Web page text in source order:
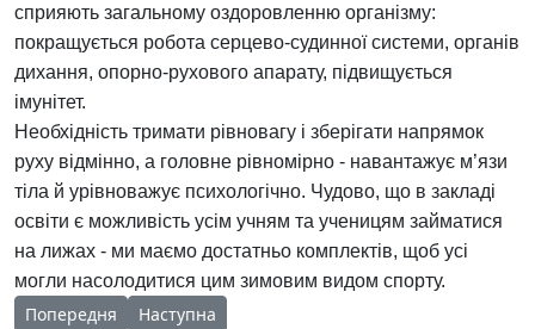
сприяють загальному оздоровленню організму:
покращується робота серцево-судинної системи, органів
дихання, опорно-рухового апарату, підвищується
імунітет.
Необхідність тримати рівновагу і зберігати напрямок
руху відмінно, а головне рівномірно - навантажує м’язи
тіла й урівноважує психологічно. Чудово, що в закладі
освіти є можливість усім учням та ученицям займатися
на лижах - ми маємо достатньо комплектів, щоб усі
могли насолодитися цим зимовим видом спорту.
Попередня стаття: Сміх переможе
Попередня Наступна стаття: "Навички, та професії
Наступна